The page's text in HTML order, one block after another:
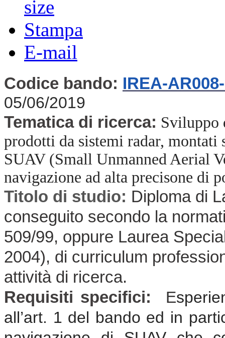
Stampa
E-mail
Codice bando: IREA-
05/06/2019
Tematica di ricerca: Sviluppo
prodotti da sistemi radar,
SUAV (Small Unmanned Aerial
navigazione ad alta precisone di
Titolo di studio: Diploma di
conseguito secondo la
509/99, oppure Laurea
2004), di curriculum
attività di ricerca.
Requisiti specifici:
E
all’art. 1 del bando ed in